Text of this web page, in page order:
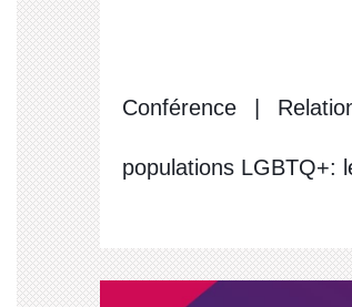
Conférence |
populations LGBTQ+: